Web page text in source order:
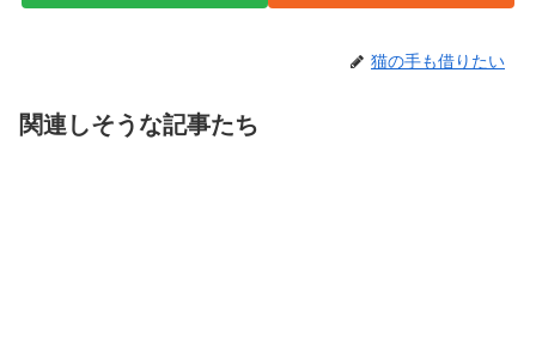
猫の手も借りたい
関連しそうな記事たち